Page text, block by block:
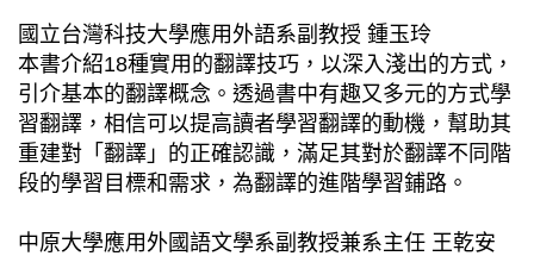
國立台灣科技大學應用外語系副教授 鍾玉玲
本書介紹18種實用的翻譯技巧，以深入淺出的方式，
引介基本的翻譯概念。透過書中有趣又多元的方式學
習翻譯，相信可以提高讀者學習翻譯的動機，幫助其
重建對「翻譯」的正確認識，滿足其對於翻譯不同階
段的學習目標和需求，為翻譯的進階學習鋪路。
中原大學應用外國語文學系副教授兼系主任 王乾安